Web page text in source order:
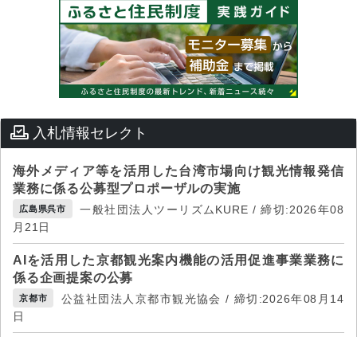
入札情報セレクト
海外メディア等を活用した台湾市場向け観光情報発信
業務に係る公募型プロポーザルの実施
広島県呉市
一般社団法人ツーリズムKURE / 締切:2026年08
月21日
AIを活用した京都観光案内機能の活用促進事業業務に
係る企画提案の公募
京都市
公益社団法人京都市観光協会 / 締切:2026年08月14
日